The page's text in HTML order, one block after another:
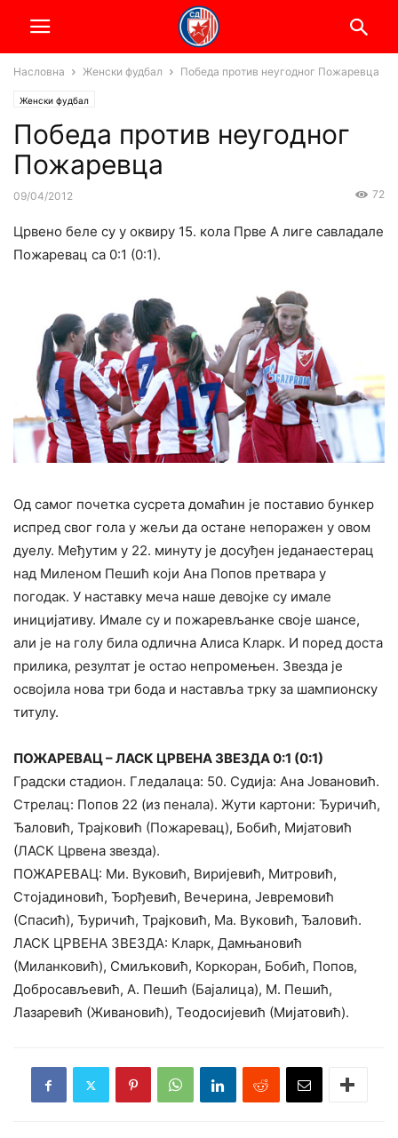
Насловна Женски фудбал Победа против неугодног Пожаревца
Женски фудбал
Победа против неугодног
Пожаревца
09/04/2012 72
Црвено беле су у оквиру 15. кола Прве А лиге савладале
Пожаревац са 0:1 (0:1).
Од самог почетка сусрета домаћин је поставио бункер
испред свог гола у жељи да остане непоражен у овом
дуелу. Међутим у 22. минуту је досуђен једанаестерац
над Миленом Пешић који Ана Попов претвара у
погодак. У наставку меча наше девојке су имале
иницијативу. Имале су и пожаревљанке своје шансе,
али је на голу била одлична Алиса Кларк. И поред доста
прилика, резултат је остао непромењен. Звезда је
освојила нова три бода и наставља трку за шампионску
титулу.
ПОЖАРЕВАЦ – ЛАСК ЦРВЕНА ЗВЕЗДА 0:1 (0:1)
Градски стадион. Гледалаца: 50. Судија: Ана Јовановић.
Стрелац: Попов 22 (из пенала). Жути картони: Ђуричић,
Ђаловић, Трајковић (Пожаревац), Бобић, Мијатовић
(ЛАСК Црвена звезда).
ПОЖАРЕВАЦ: Ми. Вуковић, Виријевић, Митровић,
Стојадиновић, Ђорђевић, Вечерина, Јевремовић
(Спасић), Ђуричић, Трајковић, Ма. Вуковић, Ђаловић.
ЛАСК ЦРВЕНА ЗВЕЗДА: Кларк, Дамњановић
(Миланковић), Смиљковић, Коркоран, Бобић, Попов,
Добросављевић, А. Пешић (Бајалица), М. Пешић,
Лазаревић (Живановић), Теодосијевић (Мијатовић).